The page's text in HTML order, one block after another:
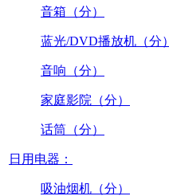
音箱（分）
蓝光/DVD播放机（分）
音响（分）
家庭影院（分）
话筒（分）
日用电器：
吸油烟机（分）